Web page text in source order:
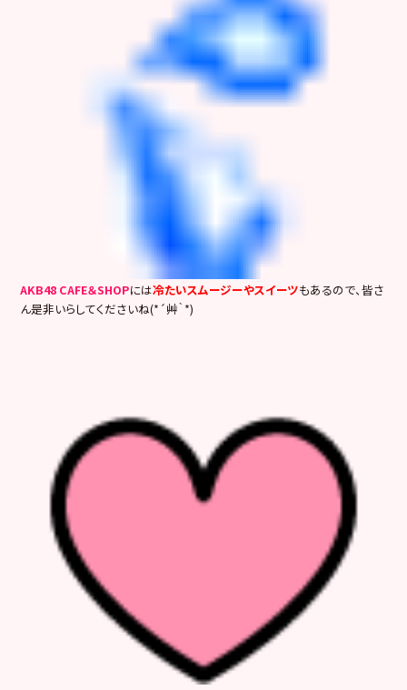
AKB48 CAFE＆SHOPには冷たいスムージーやスイーツもあるので、皆さ
ん是非いらしてくださいね(*´艸｀*)